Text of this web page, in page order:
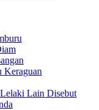
Keraguan
Lain Disebut